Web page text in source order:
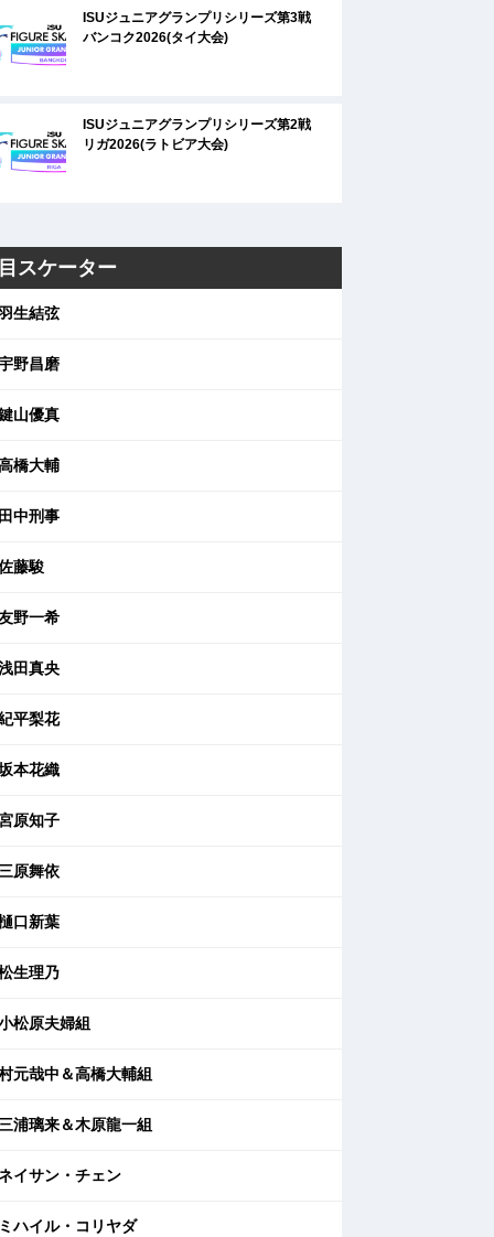
ISUジュニアグランプリシリーズ第3戦
バンコク2026(タイ大会)
ISUジュニアグランプリシリーズ第2戦
リガ2026(ラトビア大会)
スケーター
生結弦
野昌磨
山優真
橋大輔
中刑事
藤駿
野一希
田真央
平梨花
本花織
原知子
原舞依
口新葉
生理乃
松原夫婦組
元哉中＆高橋大輔組
浦璃来＆木原龍一組
イサン・チェン
ハイル・コリヤダ